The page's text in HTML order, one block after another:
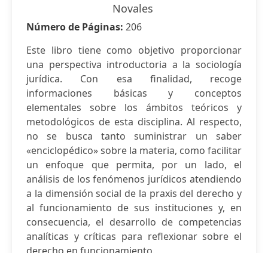
Novales
Número de Páginas: 206
Este libro tiene como objetivo proporcionar
una perspectiva introductoria a la sociología
jurídica. Con esa finalidad, recoge
informaciones básicas y conceptos
elementales sobre los ámbitos teóricos y
metodológicos de esta disciplina. Al respecto,
no se busca tanto suministrar un saber
«enciclopédico» sobre la materia, como facilitar
un enfoque que permita, por un lado, el
análisis de los fenómenos jurídicos atendiendo
a la dimensión social de la praxis del derecho y
al funcionamiento de sus instituciones y, en
consecuencia, el desarrollo de competencias
analíticas y críticas para reflexionar sobre el